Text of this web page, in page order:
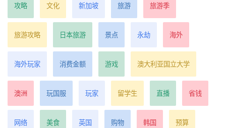
攻略 文化 新加坡 旅游 旅游季
旅游攻略 日本旅游 景点 永劫 海外
海外玩家 消费金额 游戏 澳大利亚国立大学
澳洲 玩国服 玩家 留学生 直播 省钱
网络 美食 英国 购物 韩国 预算